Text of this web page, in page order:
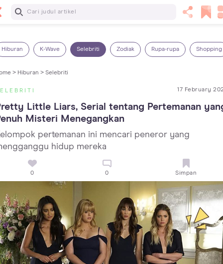
Baca Selanjutnya
Hiburan K-Wave Selebriti Zodiak Rupa-rupa Shopping
> Hiburan > Selebriti
17 February
Little Liars, Serial tentang Pertemanan
Misteri Menegangkan
pertemanan ini mencari peneror yang
hidup mereka
0 0 Simpan